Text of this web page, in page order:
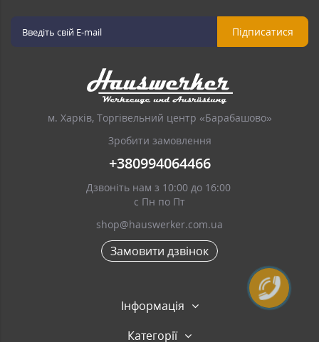
Підписатися
м. Харків, Торгівельний центр «Барабашово»
Зробити замовлення
+380994064466
Дзвоніть нам з 10:00 до 16:00
с Пн по Пт
shop@hauswerker.com.ua
Замовити дзвінок
Інформація
Категорії